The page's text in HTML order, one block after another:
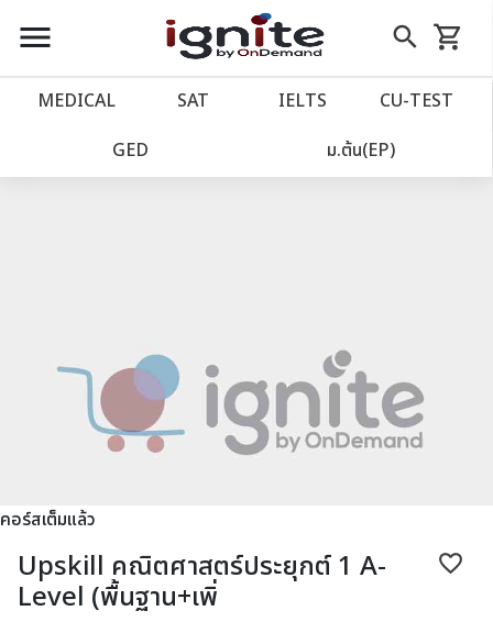
close
account_balance หน้าแรก
เว็บไซต์อิกไนท์
ลงทะเบียน
menu search
Skip
to
shopping_cart
รถเข็น
MEDICAL SAT IELTS CU‑TEST
GED ม.ต้น(EP)
คอร์สเต็มแล้ว
favorite_border
Upskill คณิตศาสตร์ประยุกต์ 1 A-
Level (พื้นฐาน+เพิ่